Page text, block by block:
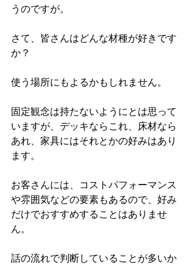
うのですが。
さて、皆さんはどんな材種が好きです
か？
使う場所にもよるかもしれません。
固定観念は持たないようにとは思って
いますが、デッキならこれ、床材なら
あれ、家具にはそれとかの好みはあり
ます。
お客さんには、コストパフォーマンス
や雰囲気などの要素もあるので、好み
だけでおすすめすることはありませ
ん。
話の流れで判断していることが多いか